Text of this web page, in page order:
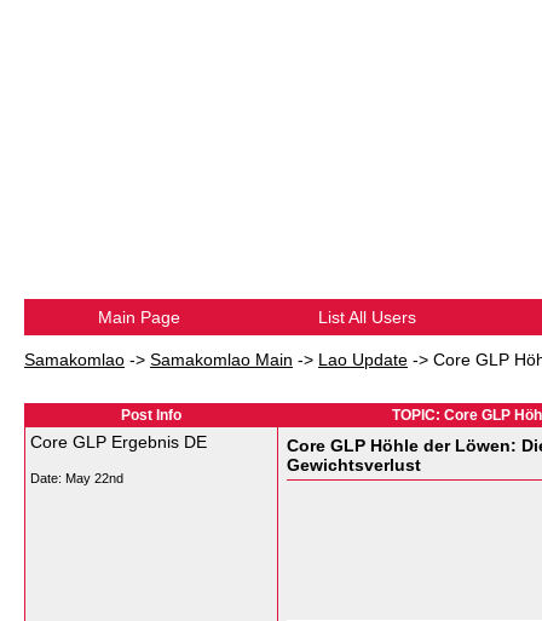
Main Page List All Users
Samakomlao -> Samakomlao Main -> Lao Update -> Core GLP
Post Info TOPIC: Core GLP
Core GLP Ergebnis DE
Date: May 22nd
Core GLP Höhle der Löwen:
Gewichtsverlust